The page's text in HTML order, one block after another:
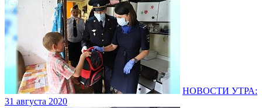
НОВОСТИ УТРА:
31 августа 2020